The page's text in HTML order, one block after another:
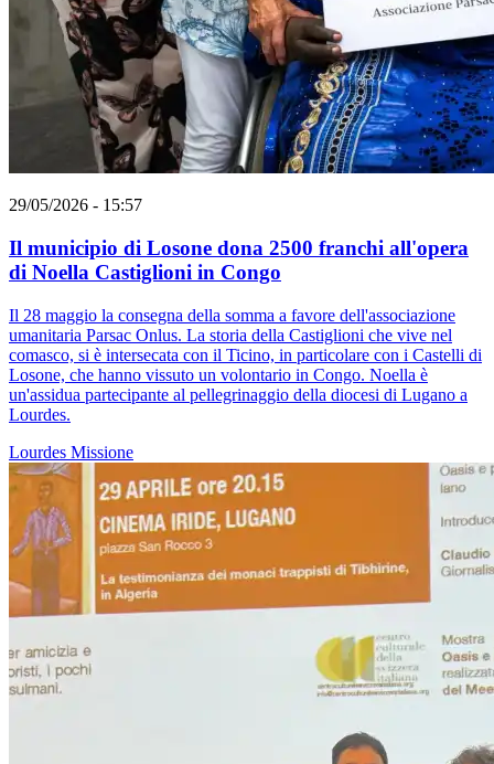
29/05/2026 - 15:57
Il municipio di Losone dona 2500 franchi all'opera
di Noella Castiglioni in Congo
Il 28 maggio la consegna della somma a favore dell'associazione
umanitaria Parsac Onlus. La storia della Castiglioni che vive nel
comasco, si è intersecata con il Ticino, in particolare con i Castelli di
Losone, che hanno vissuto un volontario in Congo. Noella è
un'assidua partecipante al pellegrinaggio della diocesi di Lugano a
Lourdes.
Lourdes Missione